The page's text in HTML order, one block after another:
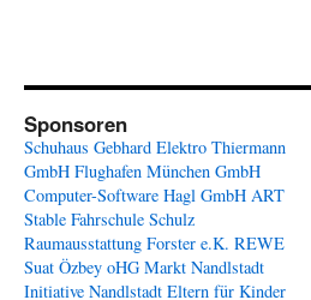
Sponsoren
Schuhaus Gebhard Elektro Thiermann
GmbH Flughafen München GmbH
Computer-Software Hagl GmbH ART
Stable Fahrschule Schulz
Raumausstattung Forster e.K. REWE
Suat Özbey oHG Markt Nandlstadt
Initiative Nandlstadt Eltern für Kinder